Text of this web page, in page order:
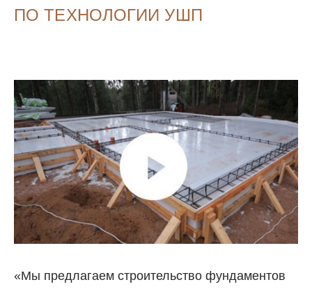
ПО ТЕХНОЛОГИИ УШП
«Мы предлагаем строительство фундаментов